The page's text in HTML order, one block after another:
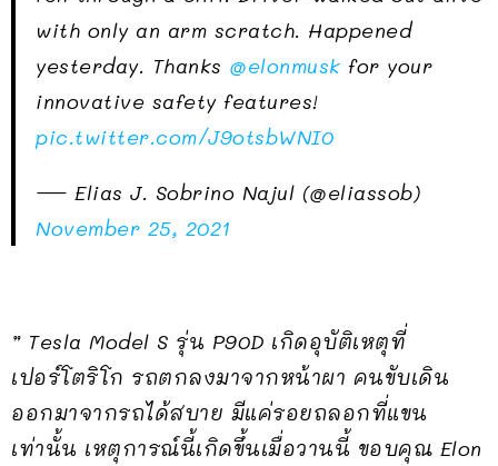
with only an arm scratch. Happened
yesterday. Thanks @elonmusk for your
innovative safety features!
pic.twitter.com/J9otsbWNI0
— Elias J. Sobrino Najul (@eliassob)
November 25, 2021
” Tesla Model S รุ่น P90D เกิดอุบัติเหตุที่
เปอร์โตริโก รถตกลงมาจากหน้าผา คนขับเดิน
ออกมาจากรถได้สบาย มีแค่รอยถลอกที่แขน
เท่านั้น เหตุการณ์นี้เกิดขึ้นเมื่อวานนี้ ขอบคุณ Elon